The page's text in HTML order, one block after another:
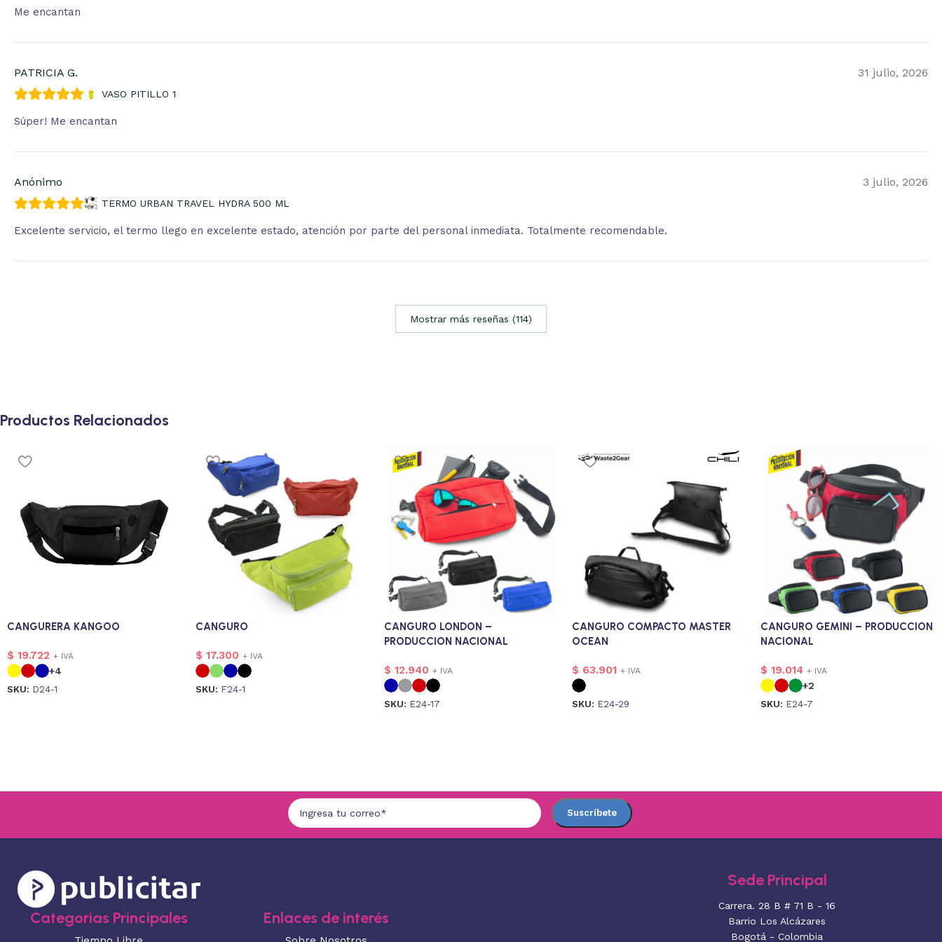
Me encantan
PATRICIA G. 31 julio, 2026
VASO PITILLO 1
Súper! Me encantan
Anónimo 3 julio, 2026
TERMO URBAN TRAVEL HYDRA 500 ML
Excelente servicio, el termo llego en excelente estado, atención por parte del personal inmediata. Totalmente recomendable.
Mostrar más reseñas (114)
Productos Relacionados
CANGURERA KANGOO
$ 19.722 + IVA
+4
SKU: D24-1
CANGURO
$ 17.300 + IVA
SKU: F24-1
CANGURO LONDON –
PRODUCCION NACIONAL
$ 12.940 + IVA
SKU: E24-17
CANGURO COMPACTO MASTER
OCEAN
$ 63.901 + IVA
SKU: E24-29
CANGURO GEMINI – PRODUCCION
NACIONAL
$ 19.014 + IVA
+2
SKU: E24-7
Categorias Principales Enlaces de interés
Sede Principal
Carrera. 28 B # 71 B - 16
Barrio Los Alcázares
Bogotá - Colombia